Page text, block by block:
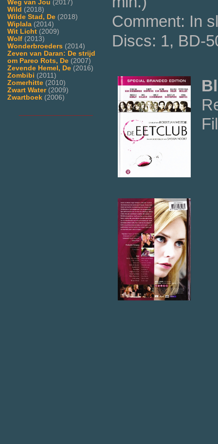
Weg van Jou (2017)
Wild (2018)
Wilde Stad, De (2018)
Wiplala (2014)
Wit Licht (2009)
Wolf (2013)
Wonderbroeders (2014)
Zeven van Daran: De strijd
om Pareo Rots, De (2007)
Zevende Hemel, De (2016)
Zombibi (2011)
Zomerhitte (2010)
Zwart Water(2009)
Zwartboek (2006)
Comment: In
Discs: 1, BD-